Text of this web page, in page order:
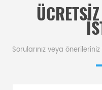
Sorularınız veya